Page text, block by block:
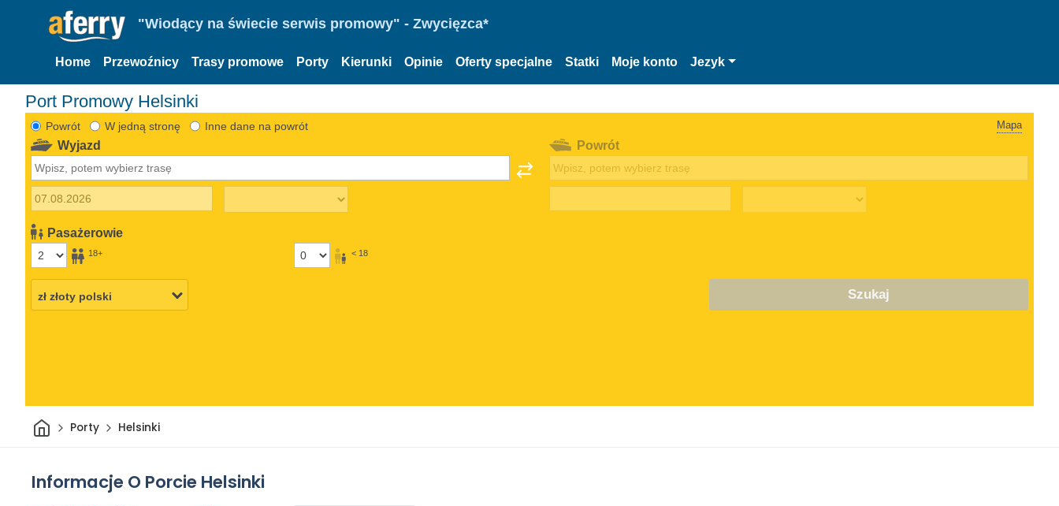
"Wiodący na świecie serwis promowy" - Zwycięzca*
Home Przewoźnicy Trasy promowe Porty Kierunki Opinie Oferty specjalne Statki Moje konto Jezyk
Port Promowy Helsinki
Powrót W jedną stronę Inne dane na powrót Mapa
Wyjazd
Pasażerowie
18+ < 18
Powrót
Szukaj
DomPorty Helsinki
Informacje O Porcie Helsinki